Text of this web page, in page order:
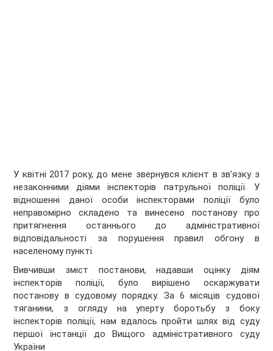
У квітні 2017 року, до мене звернувся клієнт в зв’язку з
незаконними діями інспекторів патрульної поліції. У
відношенні даної особи інспекторами поліції було
неправомірно складено та винесено постанову про
притягнення останнього до адміністративної
відповідальності за порушення правил обгону в
населеному пункті.
Вивчивши зміст постанови, надавши оцінку діям
інспекторів поліції, було вирішено оскаржувати
постанову в судовому порядку. За 6 місяців судової
тяганини, з огляду на уперту боротьбу з боку
інспекторів поліції, нам вдалось пройти шлях від суду
першої інстанції до Вищого адміністративного суду
України